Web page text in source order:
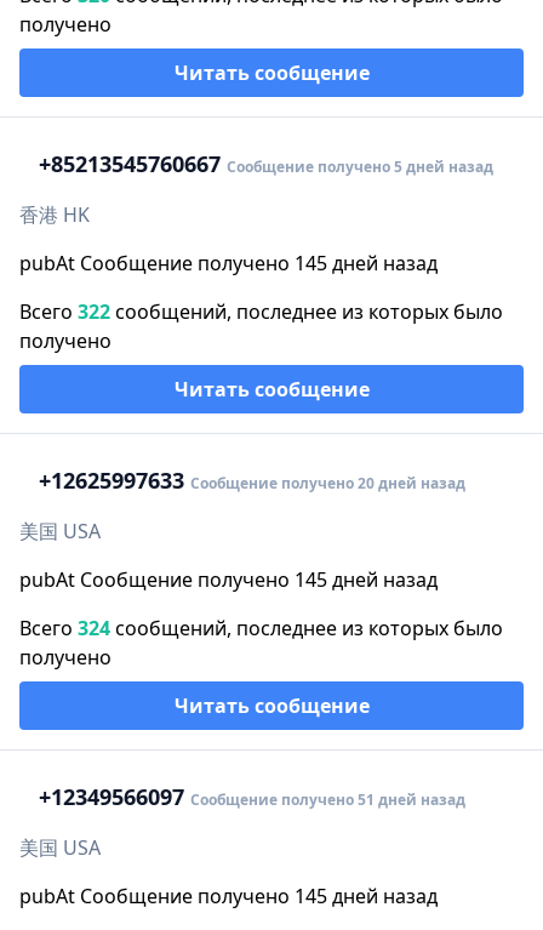
получено
Читать сообщение
+85213545760667 Сообщение получено 5 дней назад
香港 HK
pubAt Сообщение получено 145 дней назад
Всего 322сообщений, последнее из которых было
получено
Читать сообщение
+12625997633 Сообщение получено 20 дней назад
美国 USA
pubAt Сообщение получено 145 дней назад
Всего 324сообщений, последнее из которых было
получено
Читать сообщение
+12349566097 Сообщение получено 51 дней назад
美国 USA
pubAt Сообщение получено 145 дней назад